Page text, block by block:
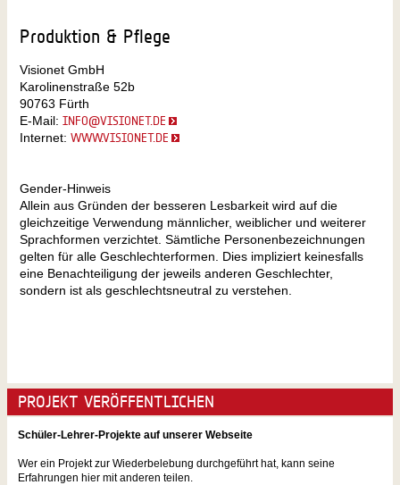
Produktion & Pflege
Visionet GmbH
Karolinenstraße 52b
90763 Fürth
E-Mail: INFO@VISIONET.DE
Internet: WWW.VISIONET.DE
Gender-Hinweis
Allein aus Gründen der besseren Lesbarkeit wird auf die
gleichzeitige Verwendung männlicher, weiblicher und weiterer
Sprachformen verzichtet. Sämtliche Personenbezeichnungen
gelten für alle Geschlechterformen. Dies impliziert keinesfalls
eine Benachteiligung der jeweils anderen Geschlechter,
sondern ist als geschlechtsneutral zu verstehen.
PROJEKT VERÖFFENTLICHEN
Schüler-Lehrer-Projekte auf unserer Webseite
Wer ein Projekt zur Wiederbelebung durchgeführt hat, kann seine
Erfahrungen hier mit anderen teilen.